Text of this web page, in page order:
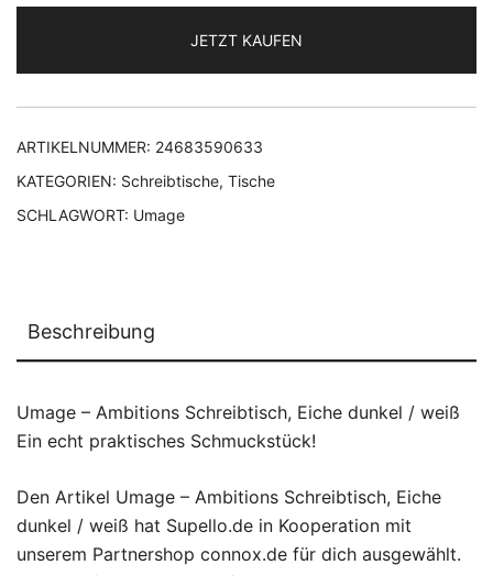
JETZT KAUFEN
ARTIKELNUMMER: 24683590633
KATEGORIEN: Schreibtische, Tische
SCHLAGWORT: Umage
Beschreibung
Umage – Ambitions Schreibtisch, Eiche dunkel / weiß
Ein echt praktisches Schmuckstück!
Den Artikel Umage – Ambitions Schreibtisch, Eiche
dunkel / weiß hat Supello.de in Kooperation mit
unserem Partnershop connox.de für dich ausgewählt.